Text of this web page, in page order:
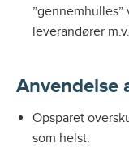
leverandører m.v.
Anvendelse
Opsparet
som helst.